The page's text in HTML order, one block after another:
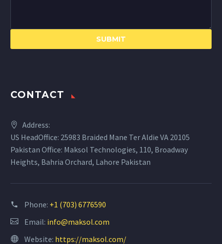
CONTACT
Address:
US HeadOffice: 25983 Braided Mane Ter Aldie VA 20105
Pakistan Office: Maksol Technologies, 110, Broadway
Heights, Bahria Orchard, Lahore Pakistan
Phone: +1 (703) 6776590
Email: info@maksol.com
Website: https://maksol.com/